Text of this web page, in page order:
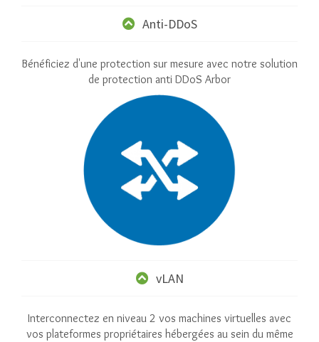
Anti-DDoS
Bénéficiez d'une protection sur mesure avec notre solution
de protection anti DDoS Arbor
vLAN
Interconnectez en niveau 2 vos machines virtuelles avec
vos plateformes propriétaires hébergées au sein du même